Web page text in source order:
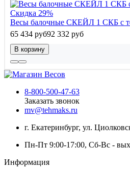
Скидка 29%
Весы балочные СКЕЙЛ 1 СКБ с
65 434 руб92 332 руб
В корзину
8-800-500-47-63
Заказать звонок
mv@tehmaks.ru
г. Екатеринбург, ул.
Пн-Пт 9:00-17:00, Сб-Вс -
Информация